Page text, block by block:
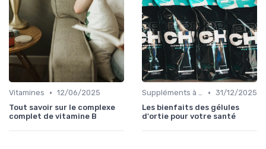
Vitamines • 12/06/2025
Tout savoir sur le complexe
complet de vitamine B
Suppléments à base de plantes • 31/12/2025
Les bienfaits des gélules
d'ortie pour votre santé